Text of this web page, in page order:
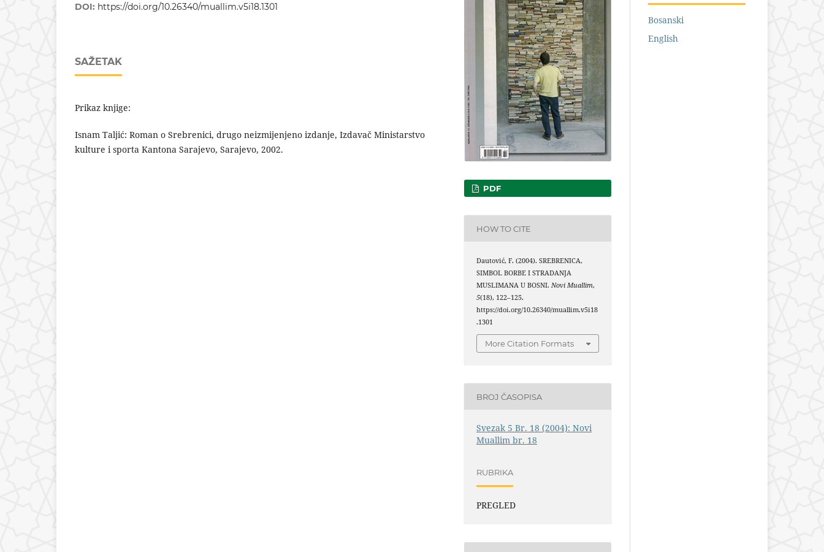
DOI: https://doi.org/10.26340/muallim.v5i18.1301
SAŽETAK
Prikaz knjige:
Isnam Taljić: Roman o Srebrenici, drugo neizmijenjeno izdanje, Izdavač Ministarstvo
kulture i sporta Kantona Sarajevo, Sarajevo, 2002.
PDF
HOW TO CITE
Dautović, F. (2004). SREBRENICA,
SIMBOL BORBE I STRADANJA
MUSLIMANA U BOSNI. Novi Muallim,
5(18), 122–125.
https://doi.org/10.26340/muallim.v5i18
.1301
More Citation Formats
BROJ ČASOPISA
Svezak 5 Br. 18 (2004): Novi
Muallim br. 18
RUBRIKA
PREGLED
Bosanski
English